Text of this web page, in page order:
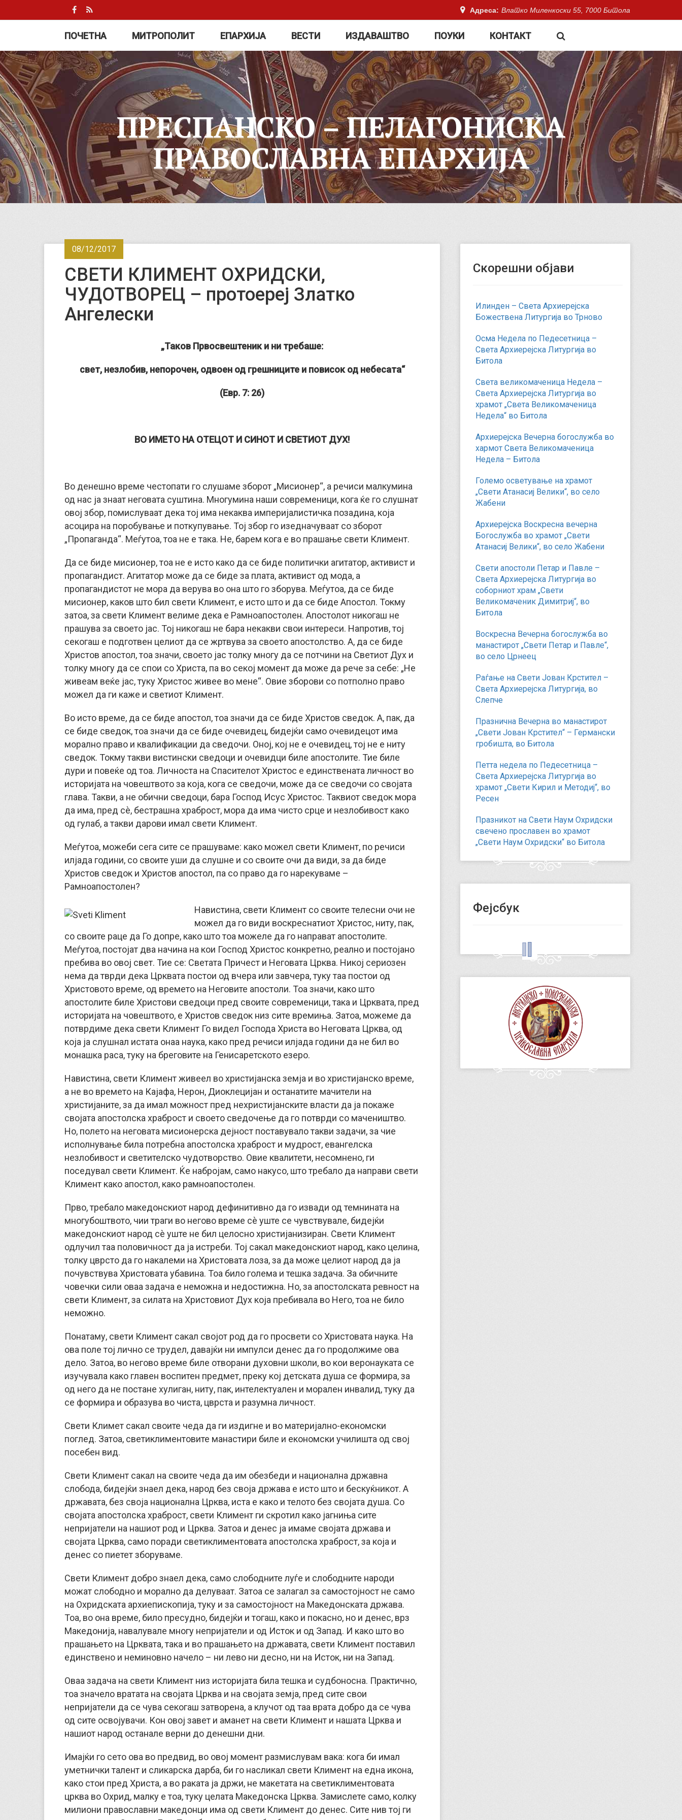
Адреса: Влатко Миленкоски 55, 7000 Битола
ПОЧЕТНА МИТРОПОЛИТ ЕПАРХИЈА ВЕСТИ ИЗДАВАШТВО ПОУКИ КОНТАКТ
ПРЕСПАНСКО – ПЕЛАГОНИСКА
ПРАВОСЛАВНА ЕПАРХИЈА
08/12/2017
СВЕТИ КЛИМЕНТ ОХРИДСКИ,
ЧУДОТВОРЕЦ – протоереј Златко
Ангелески
„Таков Првосвештеник и ни требаше:
свет, незлобив, непорочен, одвоен од грешниците и повисок од небесата“
(Евр. 7: 26)
ВО ИМЕТО НА ОТЕЦОТ И СИНОТ И СВЕТИОТ ДУХ!
Во денешно време честопати го слушаме зборот „Мисионер“, а речиси малкумина
од нас ја знаат неговата суштина. Многумина наши современици, кога ќе го слушнат
овој збор, помислуваат дека тој има некаква империјалистич­ка позадина, која
асоцира на поробување и поткупување. Тој збор го изедначу­ва­ат со зборот
„Пропаганда“. Меѓутоа, тоа не е така. Не, барем кога е во прашање свети Климент.
Да се биде мисионер, тоа не е исто како да се биде политички агитатор, активист и
пропагандист. Агитатор може да се биде за плата, активист од мода, а
пропагандистот не мора да верува во она што го зборува. Меѓутоа, да се биде
мисионер, каков што бил свети Климент, е исто што и да се биде Апостол. Токму
затоа, за свети Климент велиме дека е Рамноапостолен. Апостолот никогаш не
прашува за своето јас. Тој никогаш не бара некакви свои интереси. Напротив, тој
секогаш е подготвен целиот да се жртвува за своето апостолство. А, да се биде
Христов апостол, тоа значи, своето јас толку многу да се потчини на Светиот Дух и
толку многу да се спои со Христа, па во секој момент да може да рече за себе: „Не
живеам веќе јас, туку Христос живее во мене“. Овие зборови со потполно право
можел да ги каже и светиот Климент.
Во исто време, да се биде апостол, тоа значи да се биде Христов сведок. А, пак, да
се биде сведок, тоа значи да се биде очевидец, бидејќи само очевидецот има
морално право и квалификации да сведочи. Оној, кој не е очевидец, тој не е ниту
сведок. Токму такви вистински сведоци и очевидци биле апостолите. Тие биле
дури и повеќе од тоа. Личноста на Спасителот Христос е единствената личност во
историјата на човештвото за која, кога се сведочи, може да се сведочи со својата
глава. Такви, а не обични сведоци, бара Господ Исус Христос. Таквиот сведок мора
да има, пред сè, бестрашна храброст, мора да има чисто срце и незлобивост како
од гулаб, а такви дарови имал свети Климент.
Меѓутоа, можеби сега сите се прашуваме: како можел свети Климент, по речиси
илјада години, со своите уши да слушне и со своите очи да види, за да биде
Христов сведок и Христов апостол, па со право да го нарекуваме –
Рамноапостолен?
Навистина, свети Климент со своите телесни очи не
можел да го види воскреснатиот Христос, ниту, пак,
со своите раце да Го допре, како што тоа можеле да го направат апостолите.
Меѓутоа, постојат два начина на кои Господ Христос конкретно, реално и постојано
пребива во овој свет. Тие се: Светата Причест и Неговата Црква. Никој сериозен
нема да тврди дека Црквата постои од вчера или завчера, туку таа постои од
Христовото време, од времето на Неговите апостоли. Тоа значи, како што
апостолите биле Христови сведоци пред своите современици, така и Црквата, пред
историјата на човештвото, е Христов сведок низ сите времиња. Затоа, можеме да
потврдиме дека свети Климент Го видел Господа Христа во Неговата Црква, од
која ја слушнал истата онаа наука, како пред речиси илјада години да не бил во
монашка раса, туку на бреговите на Генисаретското езеро.
Навистина, свети Климент живеел во христијанска земја и во христи­јанско време,
а не во времето на Кајафа, Нерон, Диоклецијан и останатите мачители на
христијаните, за да имал можност пред нехристијанските власти да ја покаже
својата апостолска храброст и своето сведочење да го потврди со мачеништво.
Но, полето на неговата мисионерска дејност поставува­ло такви задачи, за чие
исполнување била потребна апостолска храброст и мудрост, евангелска
незлобивост и светителско чудотворство. Овие квалитети, несомне­но, ги
поседувал свети Климент. Ќе набројам, само накусо, што требало да направи свети
Климент како апостол, како рамноапостолен.
Прво, требало македонскиот народ дефинитивно да го извади од темнината на
многубоштвото, чии траги во негово време сè уште се чувствува­ле, бидејќи
македонскиот народ сè уште не бил целосно христијанизиран. Свети Климент
одлучил таа половичност да ја истреби. Тој сакал македонскиот народ, како целина,
толку цврсто да го накалеми на Христовата лоза, за да може целиот народ да ја
почувствува Христовата убавина. Тоа било голема и тешка задача. За обичните
човечки сили оваа задача е неможна и недостижна. Но, за апостолската ревност на
свети Климент, за силата на Христовиот Дух која пребивала во Него, тоа не било
неможно.
Понатаму, свети Климент сакал својот род да го просвети со Христовата наука. На
ова поле тој лично се трудел, давајќи ни импулси денес да го продолжиме ова
дело. Затоа, во негово време биле отворани духовни школи, во кои веронауката се
изучувала како главен воспитен предмет, преку кој детската душа се формира, за
од него да не постане хулиган, ниту, пак, интелектуален и морален инвалид, туку да
се формира и образува во чиста, цврста и разумна личност.
Свети Климет сакал своите чеда да ги издигне и во материјално-економски
поглед. Затоа, светиклиментовите манастири биле и економски училишта од свој
посебен вид.
Свети Климент сакал на своите чеда да им обезбеди и национална државна
слобода, бидејќи знаел дека, народ без своја држава е исто што и бескуќникот. А
државата, без своја национална Црква, иста е како и телото без својата душа. Со
својата апостолска храброст, свети Климент ги скротил како јагниња сите
непријатели на нашиот род и Црква. Затоа и денес ја имаме својата држава и
својата Црква, само поради светиклиментовата апостолска храброст, за која и
денес со пиетет зборуваме.
Свети Климент добро знаел дека, само слободните луѓе и слободните народи
можат слободно и морално да делуваат. Затоа се залагал за самостојност не само
на Охридската архиепископија, туку и за самостојност на Македонската држава.
Тоа, во она време, било пресудно, бидејќи и тогаш, како и покасно, но и денес, врз
Македонија, навалувале многу непријатели и од Исток и од Запад. И како што во
прашањето на Црквата, така и во прашањето на државата, свети Климент поставил
единствено и неминовно начело – ни лево ни десно, ни на Исток, ни на Запад.
Оваа задача на свети Климент низ историјата била тешка и судбоносна. Практично,
тоа значело вратата на својата Црква и на својата земја, пред сите свои
непријатели да се чува секогаш затворена, а клучот од таа врата добро да се чува
од сите освојувачи. Кон овој завет и аманет на свети Климент и нашата Црква и
нашиот народ останале верни до денешни дни.
Имајќи го сето ова во предвид, во овој момент размислувам вака: кога би имал
уметнички талент и сликарска дарба, би го насликал свети Климент на една икона,
како стои пред Христа, а во раката ја држи, не макетата на светиклиментовата
црква во Охрид, малку е тоа, туку целата Македонска Црква. Замислете само, колку
милиони православни македонци има од свети Климент до денес. Сите нив тој ги
Скорешни објави
Илинден – Света Архиерејска
Божествена Литургија во Трново
Осма Недела по Педесетница –
Света Архиерејска Литургија во
Битола
Света великомаченица Недела –
Света Архиерејска Литургија во
храмот „Света Великомаченица
Недела“ во Битола
Архиерејска Вечерна богослужба во
хармот Света Великомаченица
Недела – Битола
Големо осветување на храмот
„Свети Атанасиј Велики“, во село
Жабени
Архиерејска Воскресна вечерна
Богослужба во храмот „Свети
Атанасиј Велики“, во село Жабени
Свети апостоли Петар и Павле –
Света Архиерејска Литургија во
соборниот храм „Свети
Великомаченик Димитриј“, во
Битола
Воскресна Вечерна богослужба во
манастирот „Свети Петар и Павле“,
во село Црнеец
Раѓање на Свети Јован Крстител –
Света Архиерејска Литургија, во
Слепче
Празнична Вечерна во манастирот
„Свети Јован Крстител“ – Германски
гробишта, во Битола
Петта недела по Педесетница –
Света Архиерејска Литургија во
храмот „Свети Кирил и Методиј“, во
Ресен
Празникот на Свети Наум Охридски
свечено прославен во храмот
„Свети Наум Охридски“ во Битола
Фејсбук